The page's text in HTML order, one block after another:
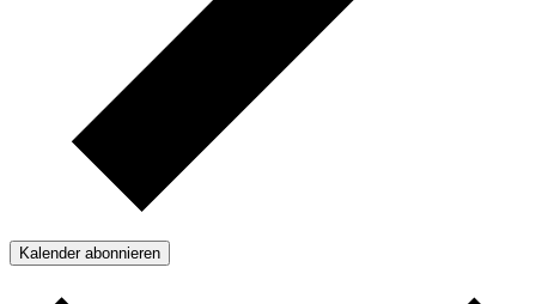
Kalender abonnieren